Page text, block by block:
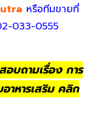
หรือทีมขายที่
033-0555
บถามเรื่อง การ
หารเสริม คลิก